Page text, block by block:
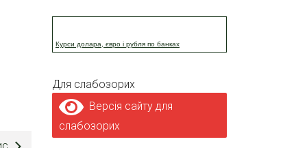
Курси долара, євро і рубля по банках
Для слабозорих
Версія сайту для
слабозорих